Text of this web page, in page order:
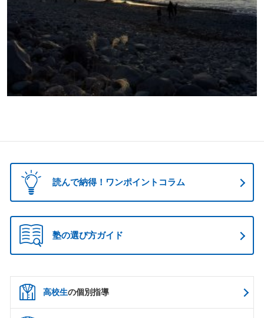
読んで納得！ワンポイントコラム
塾の選び方ガイド
高校生の個別指導